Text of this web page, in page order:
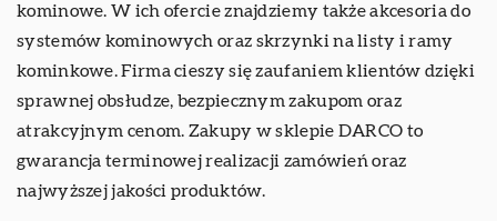
kominowe. W ich ofercie znajdziemy także akcesoria do
systemów kominowych oraz skrzynki na listy i ramy
kominkowe. Firma cieszy się zaufaniem klientów dzięki
sprawnej obsłudze, bezpiecznym zakupom oraz
atrakcyjnym cenom. Zakupy w sklepie DARCO to
gwarancja terminowej realizacji zamówień oraz
najwyższej jakości produktów.